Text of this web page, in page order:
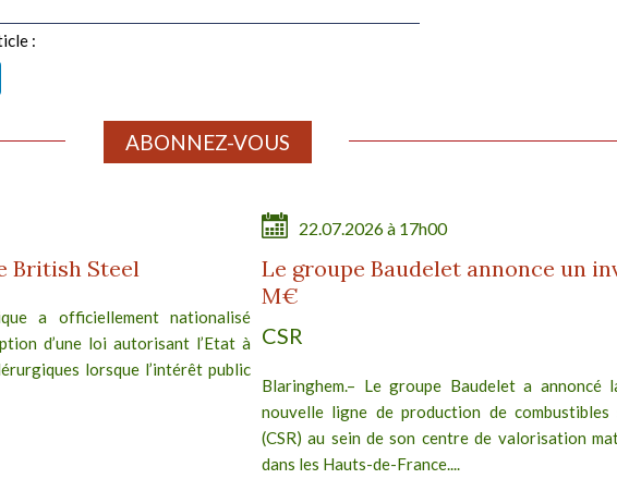
:
ABONNEZ-VOUS
British Steel
a officiellement nationalisé
d’une loi autorisant l’Etat à
lorsque l’intérêt public
22.07.2026 à 17h00
Le groupe Baudelet annonce un
M€
CSR
Blaringhem.– Le groupe Baudelet a annoncé
nouvelle ligne de production de
(CSR) au sein de son centre de valorisation
dans les Hauts-de-France....